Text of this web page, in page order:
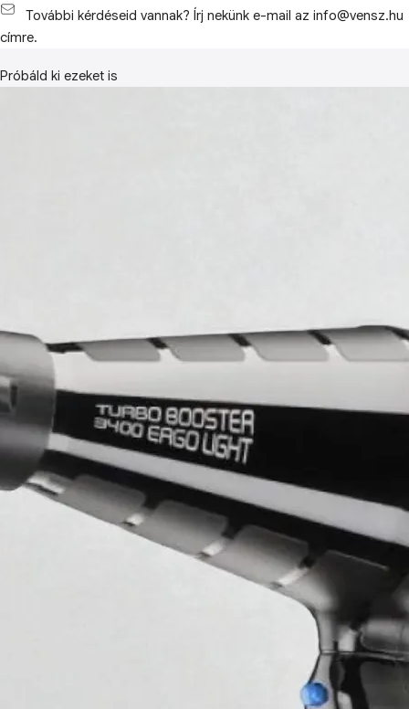
További kérdéseid vannak? Írj nekünk e-mail az info@vensz.hu
címre.
Próbáld ki ezeket is